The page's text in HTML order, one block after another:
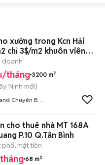
xưởng trong Kcn Hải
chỉ 3$/m2 khuôn viên
doanh
tháng 3200 m²
Ninh mới)
Chuyên Bất
cho thuê nhà MT 168A
P.10 Q.Tân Bình
phố, mặt tiền
68 m²